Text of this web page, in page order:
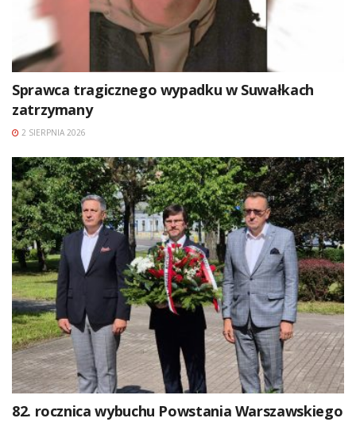
Sprawca tragicznego wypadku w Suwałkach
zatrzymany
2 SIERPNIA 2026
82. rocznica wybuchu Powstania Warszawskiego